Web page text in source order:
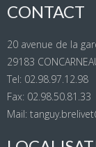
CONTACT
20 avenue de la
29183
Tel: 02.98.97.12.98
Fax: 02.98.50.81.33
Mail: